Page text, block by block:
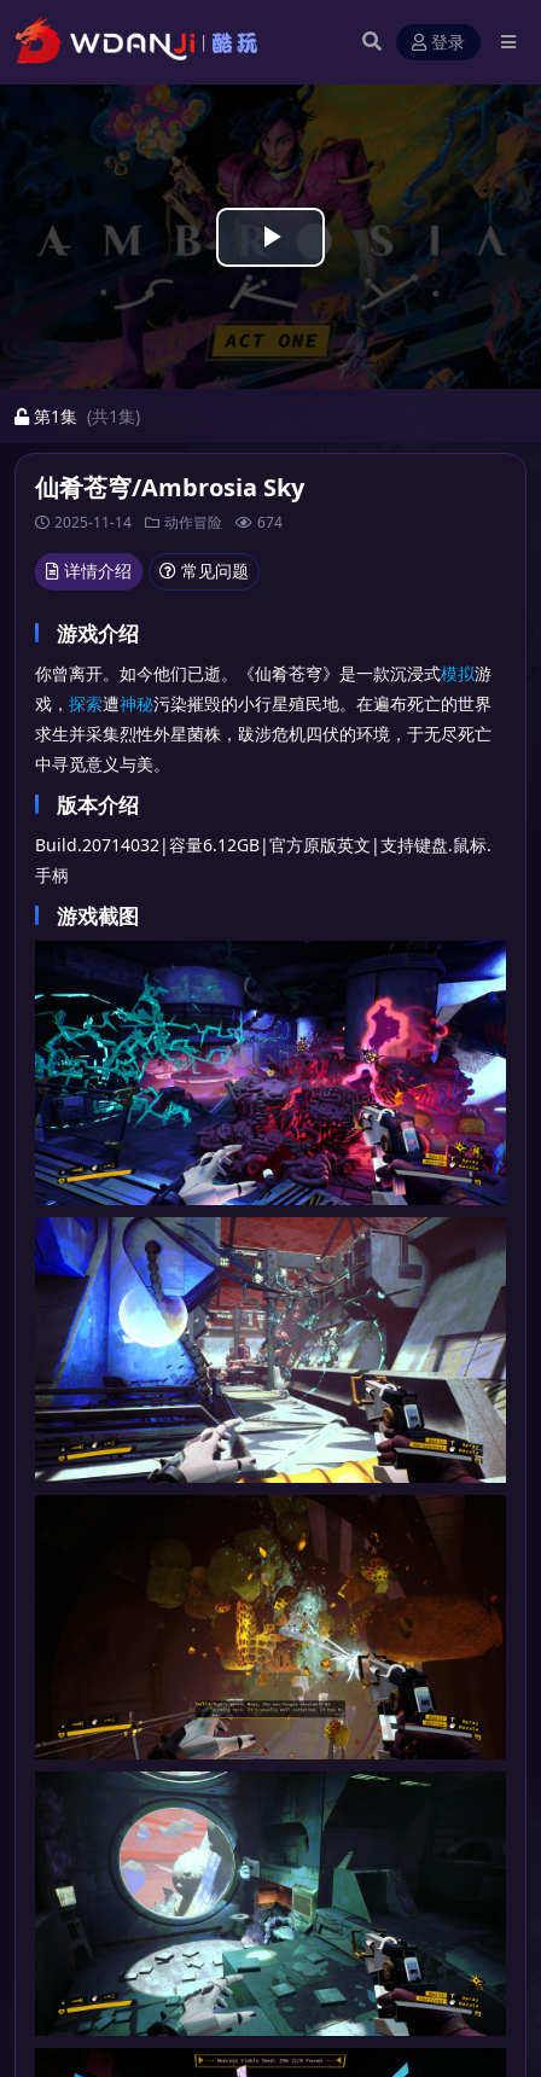
登录
Play
Video
第1集 (共1集)
仙肴苍穹/Ambrosia Sky
2025-11-14 动作冒险 674
详情介绍 常见问题
游戏介绍
你曾离开。如今他们已逝。《仙肴苍穹》是一款沉浸式模拟游
戏， 探索遭神秘污染摧毁的小行星殖民地。在遍布死亡的世界
求生并采集烈性外星菌株，跋涉危机四伏的环境，于无尽死亡
中寻觅意义与美。
版本介绍
Build.20714032|容量6.12GB|官方原版英文|支持键盘.鼠标.
手柄
游戏截图